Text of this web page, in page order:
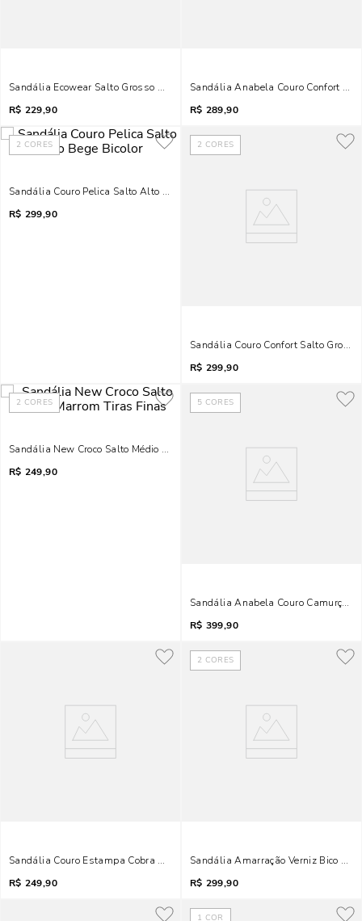
Sandália Ecowear Salto Grosso Amarelo Ankle Strap
R$ 229,90
Sandália Anabela Couro Confort
R$ 289,90
2 CORES
Sandália Couro Pelica Salto Alto Bege Bicolor
R$ 299,90
2 CORES
Sandália Couro Confort Salto
R$ 299,90
2 CORES
Sandália New Croco Salto Médio Marrom Tiras Finas
R$ 249,90
5 CORES
Sandália Anabela Couro Camurça
R$ 399,90
Sandália Couro Estampa Cobra Animal Print Salto Alto
R$ 249,90
2 CORES
Sandália Amarração Verniz Bico
R$ 299,90
1 COR